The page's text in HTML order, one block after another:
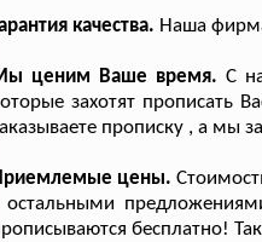
качества. Наша
ценим Ваше время. С
захотят прописать
прописку , а мы
цены.
остальными
бесплатно!